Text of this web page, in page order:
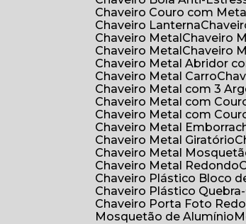
Chaveiro Couro com
Chaveiro Lanterna
Chaveiro Metal
Chaveiro
Chaveiro Metal
Chaveiro
Chaveiro Metal Abridor
Chaveiro Metal Carro
Chaveiro Metal com 3
Chaveiro Metal com
Chaveiro Metal com
Chaveiro Metal
Chaveiro Metal Giratório
Chaveiro Metal
Chaveiro Metal Redondo
Chaveiro Plástico Bloco
Chaveiro Plástico
Chaveiro Porta Foto
Mosquetão de Alumínio